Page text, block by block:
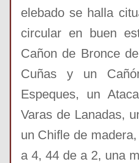
elebado se halla
circular en buen
Cañon de Bronce
Cuñas y un
Espeques, un
Varas de Lanadas,
un Chifle de
a 4, 44 de a 2, una